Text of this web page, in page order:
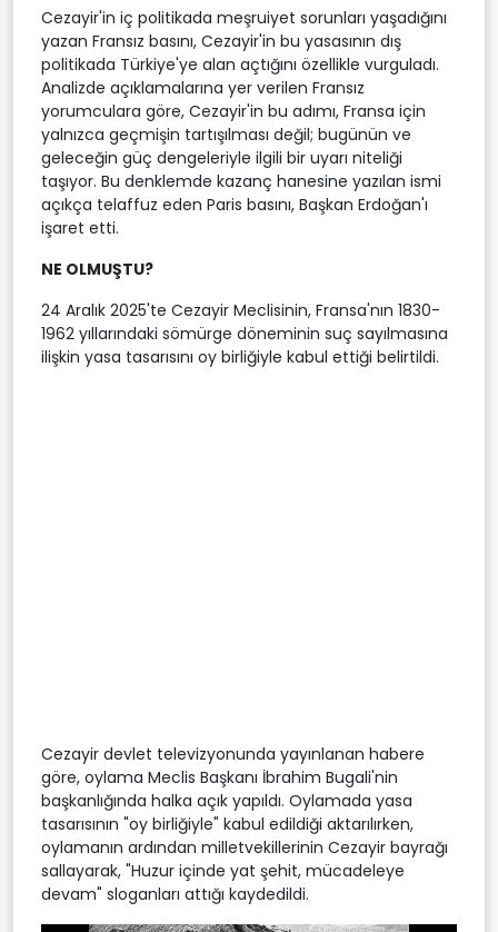
Cezayir'in iç politikada meşruiyet sorunları yaşadığını
yazan Fransız basını, Cezayir'in bu yasasının dış
politikada Türkiye'ye alan açtığını özellikle vurguladı.
Analizde açıklamalarına yer verilen Fransız
yorumculara göre, Cezayir'in bu adımı, Fransa için
yalnızca geçmişin tartışılması değil; bugünün ve
geleceğin güç dengeleriyle ilgili bir uyarı niteliği
taşıyor. Bu denklemde kazanç hanesine yazılan ismi
açıkça telaffuz eden Paris basını, Başkan Erdoğan'ı
işaret etti.
NE OLMUŞTU?
24 Aralık 2025'te Cezayir Meclisinin, Fransa'nın 1830-
1962 yıllarındaki sömürge döneminin suç sayılmasına
ilişkin yasa tasarısını oy birliğiyle kabul ettiği belirtildi.
Cezayir devlet televizyonunda yayınlanan habere
göre, oylama Meclis Başkanı İbrahim Bugali'nin
başkanlığında halka açık yapıldı. Oylamada yasa
tasarısının "oy birliğiyle" kabul edildiği aktarılırken,
oylamanın ardından milletvekillerinin Cezayir bayrağı
sallayarak, "Huzur içinde yat şehit, mücadeleye
devam" sloganları attığı kaydedildi.